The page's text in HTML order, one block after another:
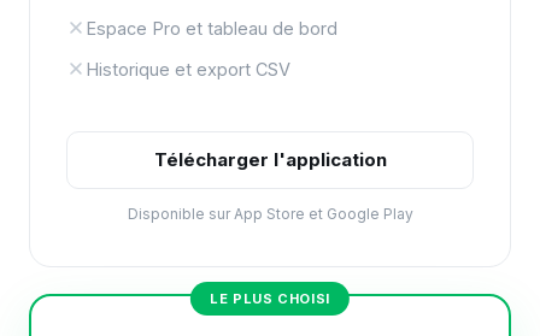
Espace Pro et tableau de bord
Historique et export CSV
Télécharger l'application
Disponible sur App Store et Google Play
LE PLUS CHOISI